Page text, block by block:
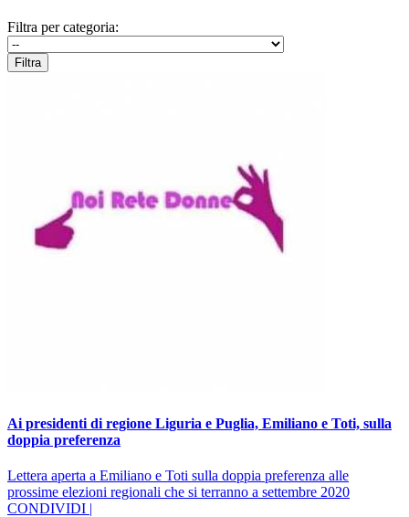
Filtra per categoria:
Ai presidenti di regione Liguria e Puglia, Emiliano e Toti, sulla
doppia preferenza
Lettera aperta a Emiliano e Toti sulla doppia preferenza alle
prossime elezioni regionali che si terranno a settembre 2020
CONDIVIDI |